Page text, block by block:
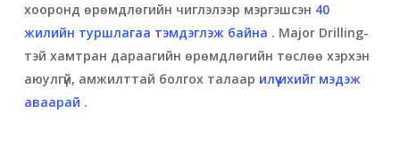
хооронд өрөмдлөгийн чиглэлээр мэргэшсэн 40
жилийн туршлагаа тэмдэглэж байна . Major Drilling-
тэй хамтран дараагийн өрөмдлөгийн төслөө хэрхэн
аюулгүй, амжилттай болгох талаар илүү ихийг мэдэж
аваарай .